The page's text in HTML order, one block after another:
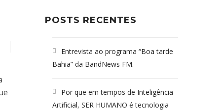
POSTS RECENTES
Entrevista ao programa “Boa tarde
Bahia” da BandNews FM.
Por que em tempos de Inteligência
Artificial, SER HUMANO é tecnologia